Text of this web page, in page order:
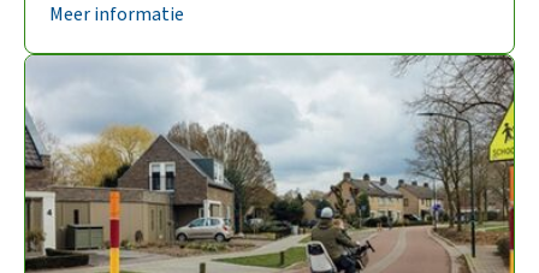
Meer informatie